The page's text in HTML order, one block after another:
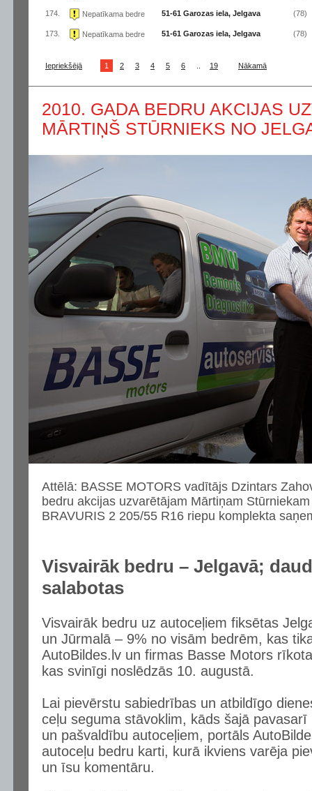
174. Nepatīkama bedre 51-61 Garozas iela, Jelgava (78)
173. Nepatīkama bedre 51-61 Garozas iela, Jelgava (78)
Iepriekšējā 1 2 3 4 5 6 19 Nākamā
2010. GADA BEDRU AKCIJAS
MĀRTIŅŠ STŪRNIEKS NO
Attēlā: BASSE MOTORS vadītājs Dzintars
bedru akcijas uzvarētājam Mārtiņam
BRAVURIS 2 205/55 R16 riepu komplekta
Visvairāk bedru – Jelgavā;
salabotas
Visvairāk bedru uz autoceļiem fiksētas
un Jūrmalā – 9% no visām bedrēm, kas
AutoBildes.lv un firmas Basse Motors
kas svinīgi noslēdzās 10. augustā.
Lai pievērstu sabiedrības un atbildīgo
ceļu seguma stāvoklim, kāds šajā pavasarī
un pašvaldību autoceļiem, portāls
autoceļu bedru karti, kurā ikviens varēja
un īsu komentāru.